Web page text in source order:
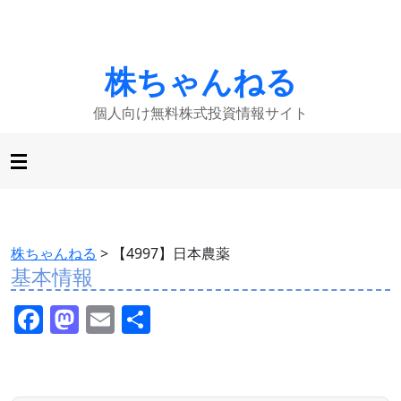
株ちゃんねる
個人向け無料株式投資情報サイト
株ちゃんねる > 【4997】日本農薬
基本情報
F M E